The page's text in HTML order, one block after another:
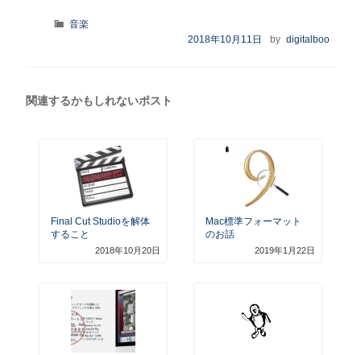
カ
音楽
投
2018年10月11日 by digitalboo
関連するかもしれないポスト
Final Cut Studioを解体
すること
2018年10月20日
Mac標準フォーマット
のお話
2019年1月22日